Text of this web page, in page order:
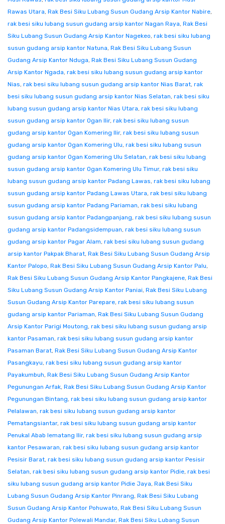
Rawas Utara, Rak Besi Siku Lubang Susun Gudang Arsip Kantor Nabire,
rak besi siku lubang susun gudang arsip kantor Nagan Raya, Rak Besi
Siku Lubang Susun Gudang Arsip Kantor Nagekeo, rak besi siku lubang
susun gudang arsip kantor Natuna, Rak Besi Siku Lubang Susun
Gudang Arsip Kantor Nduga, Rak Besi Siku Lubang Susun Gudang
Arsip Kantor Ngada, rak besi siku lubang susun gudang arsip kantor
Nias, rak besi siku lubang susun gudang arsip kantor Nias Barat, rak
besi siku lubang susun gudang arsip kantor Nias Selatan, rak besi siku
lubang susun gudang arsip kantor Nias Utara, rak besi siku lubang
susun gudang arsip kantor Ogan Ilir, rak besi siku lubang susun
gudang arsip kantor Ogan Komering Ilir, rak besi siku lubang susun
gudang arsip kantor Ogan Komering Ulu, rak besi siku lubang susun
gudang arsip kantor Ogan Komering Ulu Selatan, rak besi siku lubang
susun gudang arsip kantor Ogan Komering Ulu Timur, rak besi siku
lubang susun gudang arsip kantor Padang Lawas, rak besi siku lubang
susun gudang arsip kantor Padang Lawas Utara, rak besi siku lubang
susun gudang arsip kantor Padang Pariaman, rak besi siku lubang
susun gudang arsip kantor Padangpanjang, rak besi siku lubang susun
gudang arsip kantor Padangsidempuan, rak besi siku lubang susun
gudang arsip kantor Pagar Alam, rak besi siku lubang susun gudang
arsip kantor Pakpak Bharat, Rak Besi Siku Lubang Susun Gudang Arsip
Kantor Palopo, Rak Besi Siku Lubang Susun Gudang Arsip Kantor Palu,
Rak Besi Siku Lubang Susun Gudang Arsip Kantor Pangkajene, Rak Besi
Siku Lubang Susun Gudang Arsip Kantor Paniai, Rak Besi Siku Lubang
Susun Gudang Arsip Kantor Parepare, rak besi siku lubang susun
gudang arsip kantor Pariaman, Rak Besi Siku Lubang Susun Gudang
Arsip Kantor Parigi Moutong, rak besi siku lubang susun gudang arsip
kantor Pasaman, rak besi siku lubang susun gudang arsip kantor
Pasaman Barat, Rak Besi Siku Lubang Susun Gudang Arsip Kantor
Pasangkayu, rak besi siku lubang susun gudang arsip kantor
Payakumbuh, Rak Besi Siku Lubang Susun Gudang Arsip Kantor
Pegunungan Arfak, Rak Besi Siku Lubang Susun Gudang Arsip Kantor
Pegunungan Bintang, rak besi siku lubang susun gudang arsip kantor
Pelalawan, rak besi siku lubang susun gudang arsip kantor
Pematangsiantar, rak besi siku lubang susun gudang arsip kantor
Penukal Abab lematang Ilir, rak besi siku lubang susun gudang arsip
kantor Pesawaran, rak besi siku lubang susun gudang arsip kantor
Pesisir Barat, rak besi siku lubang susun gudang arsip kantor Pesisir
Selatan, rak besi siku lubang susun gudang arsip kantor Pidie, rak besi
siku lubang susun gudang arsip kantor Pidie Jaya, Rak Besi Siku
Lubang Susun Gudang Arsip Kantor Pinrang, Rak Besi Siku Lubang
Susun Gudang Arsip Kantor Pohuwato, Rak Besi Siku Lubang Susun
Gudang Arsip Kantor Polewali Mandar, Rak Besi Siku Lubang Susun